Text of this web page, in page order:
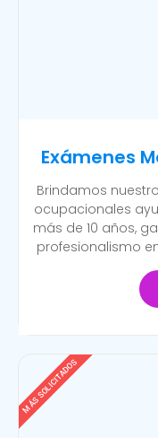
Exámenes
Brindamos
ocupacionales
más de 10 años,
profesionalismo
MÁS SOLICITADOS